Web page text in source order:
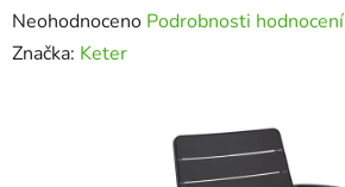
Průměrné
hodnocení
Neohodnoceno Podrobnosti hodnocení
Značka: Keter